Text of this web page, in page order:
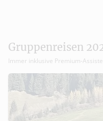
Gruppenreisen
Immer inklusive Premium-